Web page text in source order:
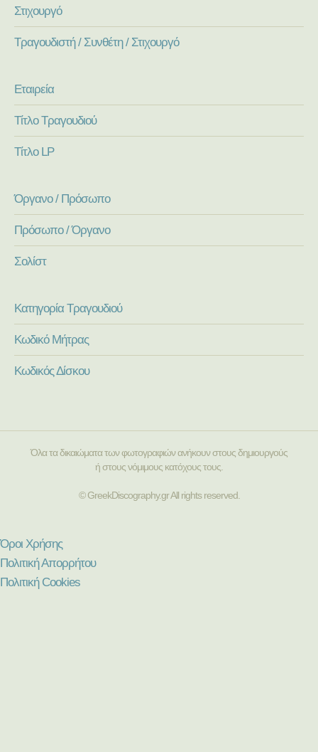
Στιχουργό
Τραγουδιστή / Συνθέτη / Στιχουργό
Εταιρεία
Τίτλο Τραγουδιού
Τίτλο LP
Όργανο / Πρόσωπο
Πρόσωπο / Όργανο
Σολίστ
Κατηγορία Τραγουδιού
Κωδικό Μήτρας
Κωδικός Δίσκου
Όλα τα δικαιώματα των φωτογραφιών ανήκουν στους δημιουργούς
ή στους νόμιμους κατόχους τους.
© GreekDiscography.gr All rights reserved.
Όροι Χρήσης
Πολιτική Απορρήτου
Πολιτική Cookies